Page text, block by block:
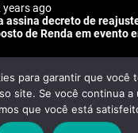
years ago
assina decreto de
de Renda em evento
years ago
Rouanet e Petrobras
para garantir que você
site. Se você continua a
que você está